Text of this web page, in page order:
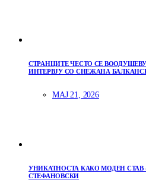
СТРАНЦИТЕ ЧЕСТО СЕ
ИНТЕРВЈУ СО СНЕЖАНА
МАЈ 21, 2026
УНИКАТНОСТА КАКО МОДЕН СТАВ
СТЕФАНОВСКИ